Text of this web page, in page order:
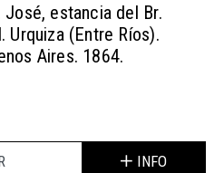
José, estancia del Br.
Urquiza (Entre Ríos).
Aires. 1864.
INFO